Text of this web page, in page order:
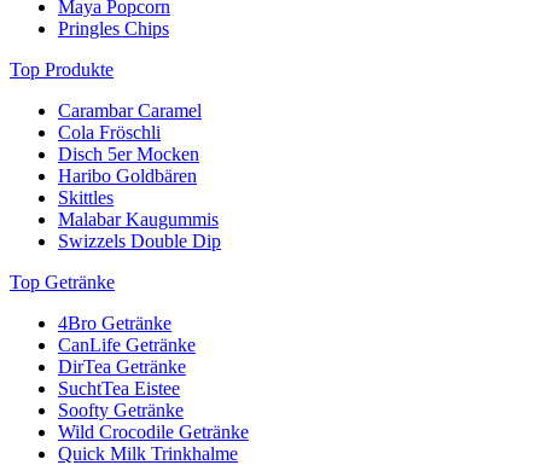
der Schokowand.
Maya Popcorn
Pringles Chips
Top Produkte
Carambar Caramel
Cola Fröschli
Disch 5er Mocken
Haribo Goldbären
Skittles
Malabar Kaugummis
Swizzels Double Dip
Top Getränke
4Bro Getränke
CanLife Getränke
DirTea Getränke
SuchtTea Eistee
Soofty Getränke
Wild Crocodile Getränke
Quick Milk Trinkhalme